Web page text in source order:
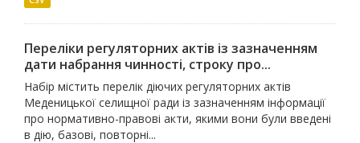
Переліки регуляторних актів із зазначенням
дати набрання чинності, строку про...
Набір містить перелік діючих регуляторних актів
Меденицької селищної ради із зазначенням інформації
про нормативно-правові акти, якими вони були введені
в дію, базові, повторні...